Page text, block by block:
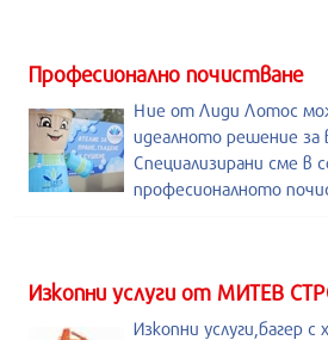
Професионално почистване
Ние от Лиди Лотос
идеалното решение за
Специализирани сме в
професионалното
Изкопни услуги от МИТЕВ
Изкопни услуги,багер с